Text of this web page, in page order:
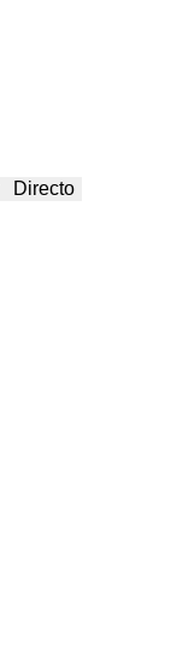
Directo